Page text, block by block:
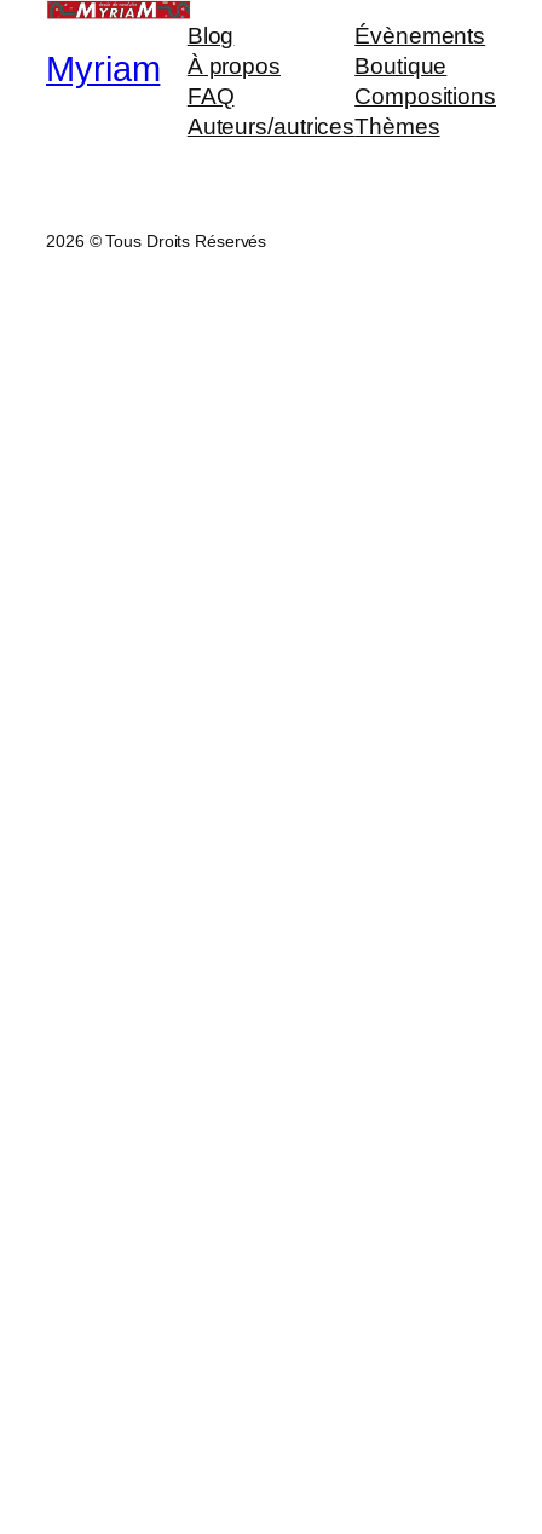
Myriam
Blog
À propos
FAQ
Auteurs/autrices
Évènements
Boutique
Compositions
Thèmes
2026 © Tous Droits Réservés